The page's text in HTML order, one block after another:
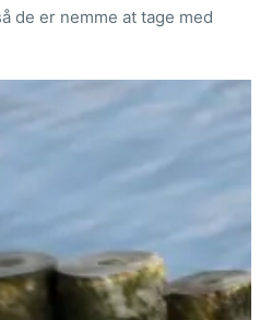
de er nemme at tage med